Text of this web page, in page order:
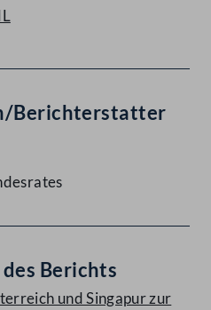
Berichterstatter
Berichts
und Singapur zur